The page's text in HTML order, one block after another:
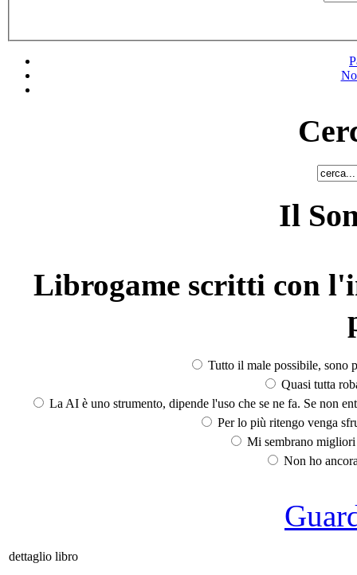
Il
Librogame scritti con
Tutto il male possibile, sono
Quasi tutta
La AI è uno strumento, dipende l'uso che se ne fa. Se non
Per lo più ritengo venga
Mi sembrano
Non ho
dettaglio libro